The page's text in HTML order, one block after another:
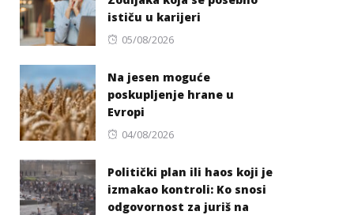
ističu u karijeri
Posted
05/08/2026
Na jesen moguće
poskupljenje hrane u
Evropi
Posted
04/08/2026
Politički plan ili haos koji je
izmakao kontroli: Ko snosi
odgovornost za juriš na